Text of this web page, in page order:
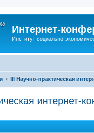
Интернет-
Институт социально-
III Научно-практическая
интернет-